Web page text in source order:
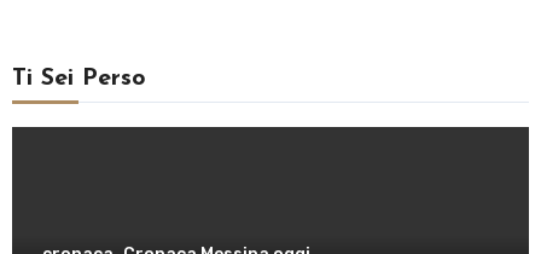
Ti Sei Perso